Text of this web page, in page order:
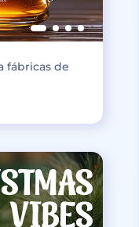
fábricas de